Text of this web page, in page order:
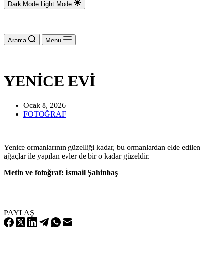
Dark Mode Light Mode
Arama Menu
YENİCE EVİ
Ocak 8, 2026
FOTOĞRAF
Yenice ormanlarının güzelliği kadar, bu ormanlardan elde edilen
ağaçlar ile yapılan evler de bir o kadar güzeldir.
Metin ve fotoğraf: İsmail Şahinbaş
PAYLAŞ